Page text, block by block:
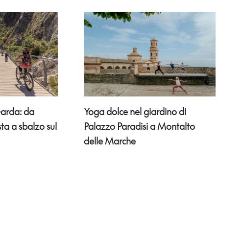
da
a sbalzo sul
Yoga dolce nel giardino di
Palazzo Paradisi a Montalto
delle Marche